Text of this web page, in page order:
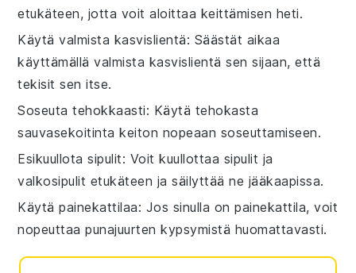
etukäteen, jotta voit aloittaa keittämisen heti.
Käytä valmista kasvislientä: Säästät aikaa
käyttämällä valmista kasvislientä sen sijaan, että
tekisit sen itse.
Soseuta tehokkaasti: Käytä tehokasta
sauvasekoitinta keiton nopeaan soseuttamiseen.
Esikuullota sipulit: Voit kuullottaa sipulit ja
valkosipulit etukäteen ja säilyttää ne jääkaapissa.
Käytä painekattilaa: Jos sinulla onpainekattila, voit
nopeuttaa punajuurten kypsymistä huomattavasti.